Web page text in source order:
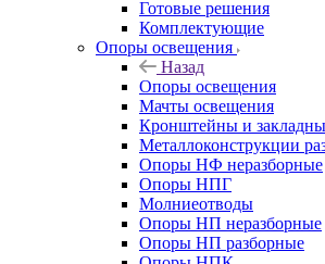
Готовые решения
Комплектующие
Опоры освещения
Назад
Опоры освещения
Мачты освещения
Кронштейны и
Металлоконструкции
Опоры НФ неразборные
Опоры НПГ
Молниеотводы
Опоры НП неразборные
Опоры НП разборные